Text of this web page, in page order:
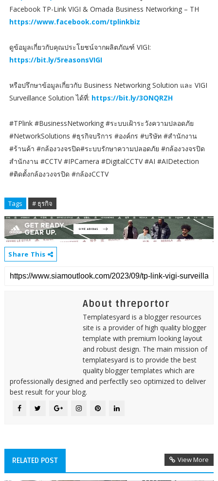
Facebook TP-Link VIGI & Omada Business Networking – TH
https://www.facebook.com/tplinkbiz
ดูข้อมูลเกี่ยวกับคุณประโยชน์จากผลิตภัณฑ์ VIGI:
https://bit.ly/5reasonsVIGI
หรือปรึกษาข้อมูลเกี่ยวกับ Business Networking Solution และ VIGI
Surveillance Solution ได้ที่: https://bit.ly/3ONQRZH
#TPlink #BusinessNetworking #ระบบเฝ้าระวังความปลอดภัย
#NetworkSolutions #ธุรกิจบริการ #องค์กร #บริษัท #สำนักงาน
#ร้านค้า #กล้องวงจรปิด#ระบบรักษาความปลอดภัย #กล้องวงจรปิด
สำนักงาน #CCTV #IPCamera #DigitalCCTV #AI #AIDetection
#ติดตั้งกล้องวงจรปิด #กล้องCCTV
Tags # ธุรกิจ
Share This
About threportor
Templatesyard is a blogger resources
site is a provider of high quality blogger
template with premium looking layout
and robust design. The main mission of
templatesyard is to provide the best
quality blogger templates which are
professionally designed and perfectlly seo optimized to deliver
best result for your blog.
RELATED POST View More